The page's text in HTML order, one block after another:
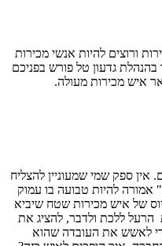
ורוצים להיות אנשי מכירות
גדעון טל פורש בפניכם
איש מכירות מעולה.
ספק שמי שמעוניין להצליח
להיות טבועה בו עמוק
של איש מכירות שטח שיביא
ללכת ולדבר, להציג את
לאשש את העובדה שהוא